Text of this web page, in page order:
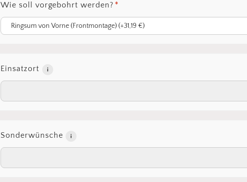
Wie soll vorgebohrt werden? *
Einsatzort
Sonderwünsche